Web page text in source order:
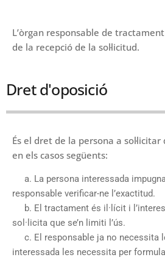
L’òrgan responsable de
de la recepció de la sol·licitud.
Dret d'oposició
És el dret de la persona a
en els casos següents:
a. La persona interessada
responsable verificar-ne l’exactitud.
b. El tractament és il·lícit i
sol·licita que se’n limiti l’ús.
c. El responsable ja no necessita
interessada les necessita per